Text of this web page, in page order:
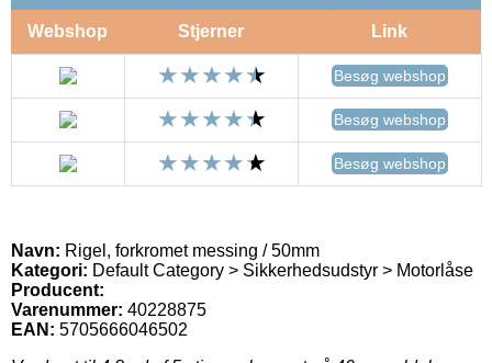
Webshop Stjerner Link
Besøg webshop
Besøg webshop
Besøg webshop
Navn: Rigel, forkromet messing / 50mm
Kategori: Default Category > Sikkerhedsudstyr > Motorlåse
Producent:
Varenummer: 40228875
EAN: 5705666046502